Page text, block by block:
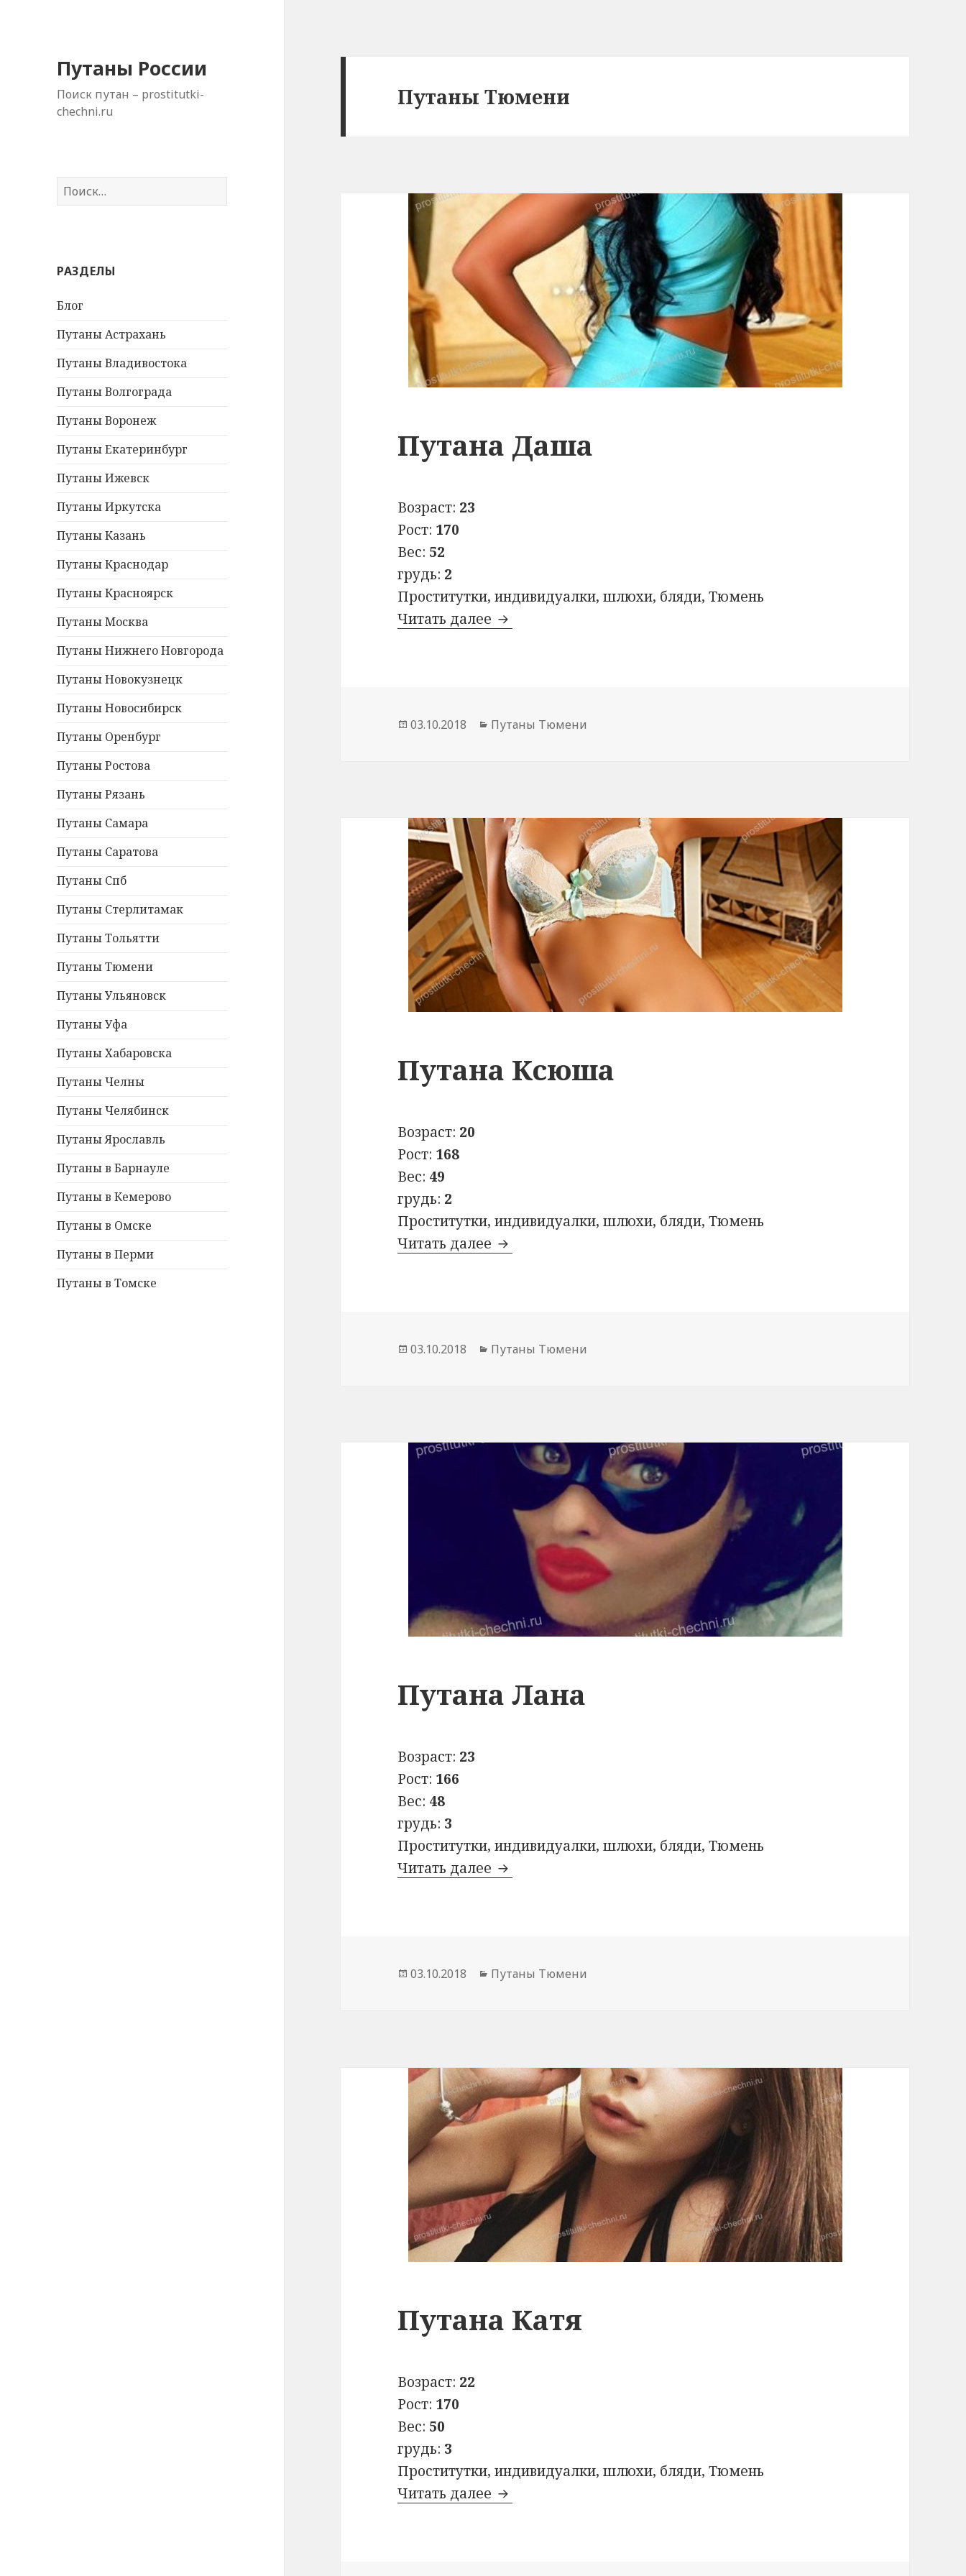
Путаны России
Поиск путан – prostitutki-
chechni.ru
Н
а
:РАЗДЕЛЫ
Блог
Путаны Астрахань
Путаны Владивостока
Путаны Волгограда
Путаны Воронеж
Путаны Екатеринбург
Путаны Ижевск
Путаны Иркутска
Путаны Казань
Путаны Краснодар
Путаны Красноярск
Путаны Москва
Путаны Нижнего Новгорода
Путаны Новокузнецк
Путаны Новосибирск
Путаны Оренбург
Путаны Ростова
Путаны Рязань
Путаны Самара
Путаны Саратова
Путаны Спб
Путаны Стерлитамак
Путаны Тольятти
Путаны Тюмени
Путаны Ульяновск
Путаны Уфа
Путаны Хабаровска
Путаны Челны
Путаны Челябинск
Путаны Ярославль
Путаны в Барнауле
Путаны в Кемерово
Путаны в Омске
Путаны в Перми
Путаны в Томске
Путаны Тюмени
Путана Даша
Возраст: 23
Рост: 170
Вес: 52
грудь: 2
Проститутки, индивидуалки, шлюхи, бляди, Тюмень
Читать далее Путана Даша
Опубликовано
03.10.2018 Рубрики
Путаны Тюмени
Путана Ксюша
Возраст: 20
Рост: 168
Вес: 49
грудь: 2
Проститутки, индивидуалки, шлюхи, бляди, Тюмень
Читать далее Путана Ксюша
Опубликовано
03.10.2018 Рубрики
Путаны Тюмени
Путана Лана
Возраст: 23
Рост: 166
Вес: 48
грудь: 3
Проститутки, индивидуалки, шлюхи, бляди, Тюмень
Читать далее Путана Лана
Опубликовано
03.10.2018 Рубрики
Путаны Тюмени
Путана Катя
Возраст: 22
Рост: 170
Вес: 50
грудь: 3
Проститутки, индивидуалки, шлюхи, бляди, Тюмень
Читать далее Путана Катя